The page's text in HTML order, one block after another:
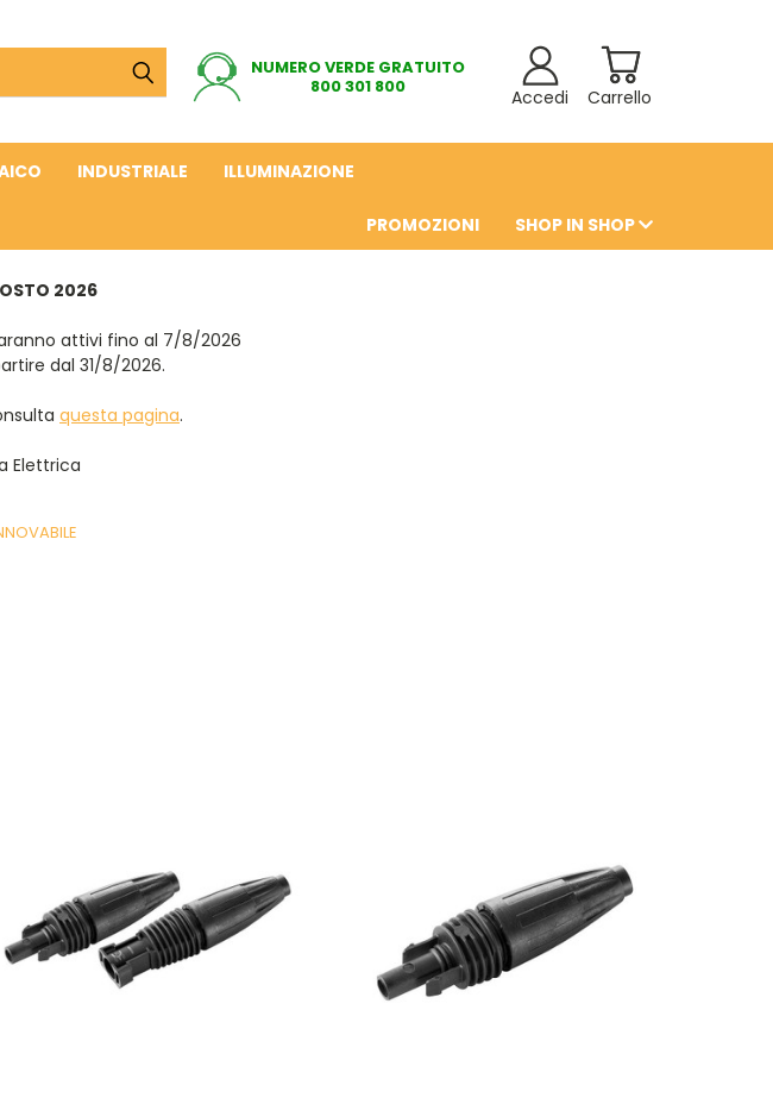
NUMERO VERDE GRATUITO
800 301 800
Carrello
Accedi
INDUSTRIALE ILLUMINAZIONE
PROMOZIONI SHOP IN SHOP
2026
attivi fino al 7/8/2026
dal 31/8/2026.
questa pagina.
Elettrica